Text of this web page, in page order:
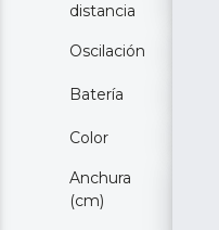
distancia
Oscilación
Batería
Color
Anchura
(cm)